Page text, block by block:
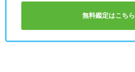
無料鑑定はこちら